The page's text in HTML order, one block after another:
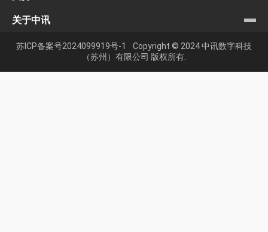
关于中讯
苏ICP备案号2024099919号-1
Copyright © 2024 中讯数字科技
（苏州）有限公司 版权所有.